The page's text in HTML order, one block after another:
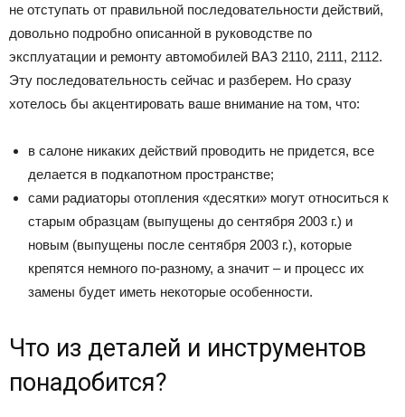
не отступать от правильной последовательности действий,
довольно подробно описанной в руководстве по
эксплуатации и ремонту автомобилей ВАЗ 2110, 2111, 2112.
Эту последовательность сейчас и разберем. Но сразу
хотелось бы акцентировать ваше внимание на том, что:
в салоне никаких действий проводить не придется, все
делается в подкапотном пространстве;
сами радиаторы отопления «десятки» могут относиться к
старым образцам (выпущены до сентября 2003 г.) и
новым (выпущены после сентября 2003 г.), которые
крепятся немного по-разному, а значит – и процесс их
замены будет иметь некоторые особенности.
Что из деталей и инструментов
понадобится?